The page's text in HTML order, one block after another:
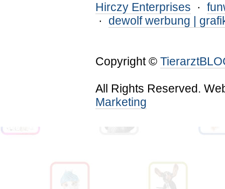
Hirczy Enterprises ·
· dewolf werbung |
Copyright ©
All Rights Reserved.
Marketing